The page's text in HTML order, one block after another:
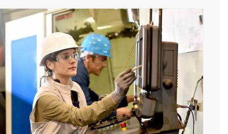
er ernæringskokk.</p>